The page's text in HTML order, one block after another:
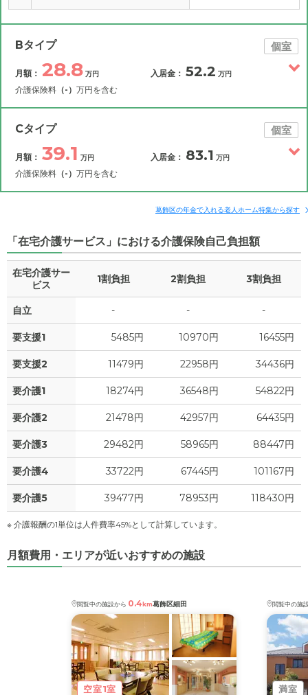
Bタイプ 個室
月額： 28.8 万円
介護保険料 （-） 万円を含む
入居金： 52.2 万円
月額費用 28.8
管理費 6.6 万円
食費 3.8
水道・光熱費 1 万円
上乗せ介護費 0 万円
その他 0 万円
介護保険料 - 万円
Cタイプ 個室
月額： 39.1 万円
介護保険料 （-） 万円を含む
入居金： 83.1 万円
補足情報
月額費用 ? 39.1 万円
家賃 27.7
食費 ? 3.8 万円
水道・光熱費 1
上乗せ介護費 ? 0 万円
その他 0 万円
介護保険料 -
葛飾区の年金で入れる老人ホーム特集から探す
「在宅介護サービス」における介護保険自己負担額
在宅介護サー
ビス
1割負担 2割負担 3割負担
自立 - - -
要支援1 5485円 10970円 16455円
要支援2 11479円 22958円 34436円
要介護1 18274円 36548円 54822円
要介護2 21478円 42957円 64435円
要介護3 29482円 58965円 88447円
要介護4 33722円 67445円 101167円
要介護5 39477円 78953円 118430円
※ 介護報酬の1単位は人件費率45%として計算しています。
月額費用・エリアが近いおすすめの施設
閲覧中の施設から 0.4km葛飾区細田
空室1室
閲覧中の施
満室